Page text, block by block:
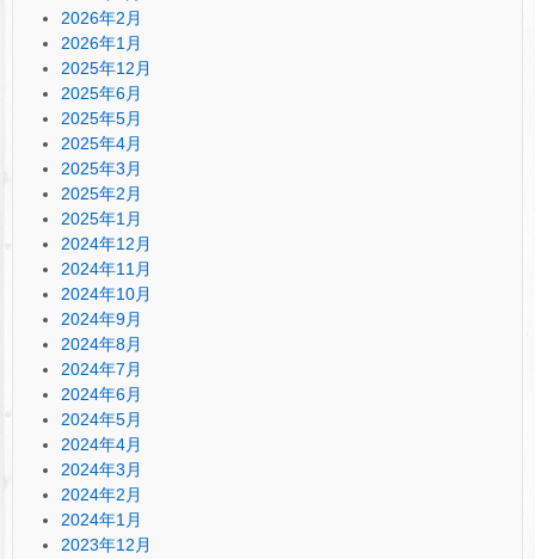
2026年2月
2026年1月
2025年12月
2025年6月
2025年5月
2025年4月
2025年3月
2025年2月
2025年1月
2024年12月
2024年11月
2024年10月
2024年9月
2024年8月
2024年7月
2024年6月
2024年5月
2024年4月
2024年3月
2024年2月
2024年1月
2023年12月